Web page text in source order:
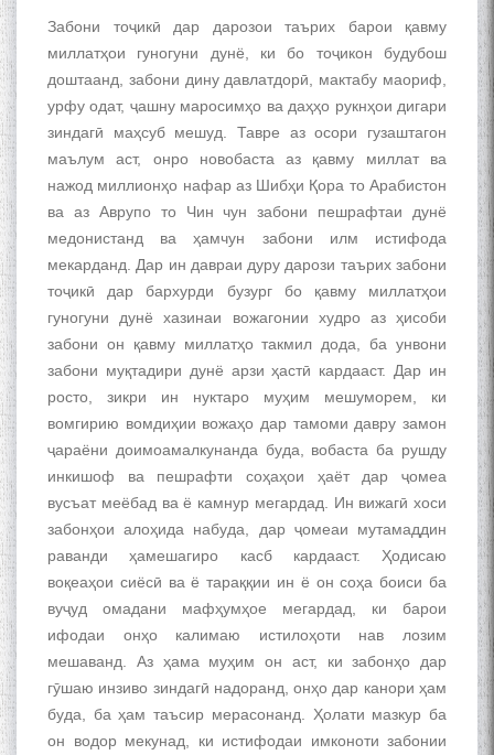
Забони тоҷикӣ дар дарозои таърих барои қавму
миллатҳои гуногуни дунё, ки бо тоҷикон будубош
доштаанд, забони дину давлатдорӣ, мактабу маориф,
урфу одат, ҷашну маросимҳо ва даҳҳо рукнҳои дигари
зиндагӣ маҳсуб мешуд. Тавре аз осори гузаштагон
маълум аст, онро новобаста аз қавму миллат ва
нажод миллионҳо нафар аз Шибҳи Қора то Арабистон
ва аз Аврупо то Чин чун забони пешрафтаи дунё
медонистанд ва ҳамчун забони илм истифода
мекарданд. Дар ин давраи дуру дарози таърих забони
тоҷикӣ дар бархурди бузург бо қавму миллатҳои
гуногуни дунё хазинаи вожагонии худро аз ҳисоби
забони он қавму миллатҳо такмил дода, ба унвони
забони муқтадири дунё арзи ҳастӣ кардааст. Дар ин
росто, зикри ин нуктаро муҳим мешуморем, ки
вомгирию вомдиҳии вожаҳо дар тамоми давру замон
ҷараёни доимоамалкунанда буда, вобаста ба рушду
инкишоф ва пешрафти соҳаҳои ҳаёт дар ҷомеа
вусъат меёбад ва ё камнур мегардад. Ин вижагӣ хоси
забонҳои алоҳида набуда, дар ҷомеаи мутамаддин
раванди ҳамешагиро касб кардааст. Ҳодисаю
воқеаҳои сиёсӣ ва ё тараққии ин ё он соҳа боиси ба
вуҷуд омадани мафҳумҳое мегардад, ки барои
ифодаи онҳо калимаю истилоҳоти нав лозим
мешаванд. Аз ҳама муҳим он аст, ки забонҳо дар
гӯшаю инзиво зиндагӣ надоранд, онҳо дар канори ҳам
буда, ба ҳам таъсир мерасонанд. Ҳолати мазкур ба
он водор мекунад, ки истифодаи имконоти забонии